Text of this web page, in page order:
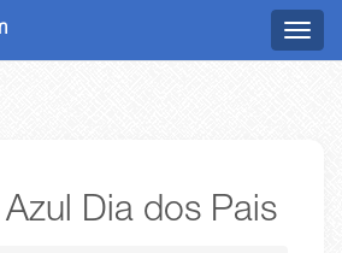
Menu
Dia dos Pais